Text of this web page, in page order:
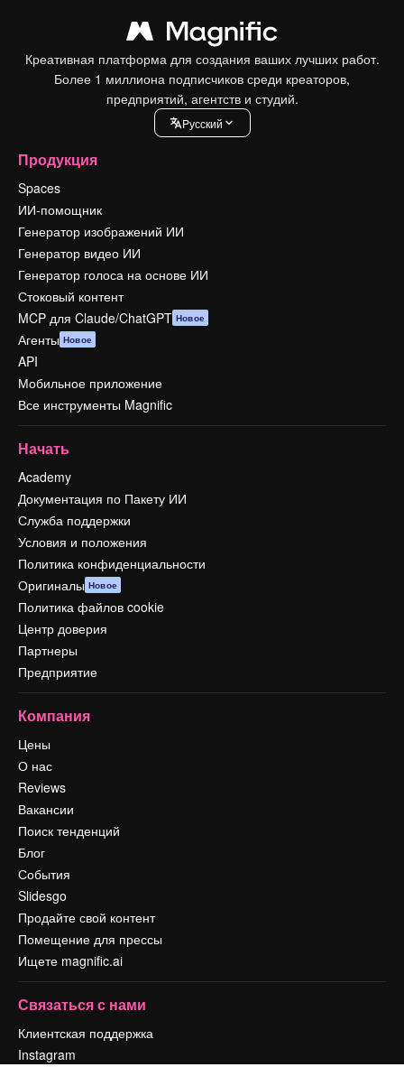
Креативная платформа для создания ваших лучших работ.
Более 1 миллиона подписчиков среди креаторов,
предприятий, агентств и студий.
Pусский
Продукция
Spaces
ИИ-помощник
Генератор изображений ИИ
Генератор видео ИИ
Генератор голоса на основе ИИ
Стоковый контент
MCP для Claude/ChatGPT Новое
Агенты Новое
API
Мобильное приложение
Все инструменты Magnific
Начать
Academy
Документация по Пакету ИИ
Служба поддержки
Условия и положения
Политика конфиденциальности
Оригиналы Новое
Политика файлов cookie
Центр доверия
Партнеры
Предприятие
Компания
Цены
О нас
Reviews
Вакансии
Поиск тенденций
Блог
События
Slidesgo
Продайте свой контент
Помещение для прессы
Ищете magnific.ai
Связаться с нами
Клиентская поддержка
Instagram